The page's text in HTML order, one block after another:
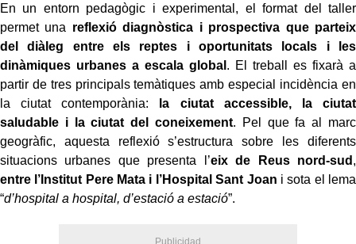
En un entorn pedagògic i experimental, el format del taller
permet una reflexió diagnòstica i prospectiva que parteix
del diàleg entre els reptes i oportunitats locals i les
dinàmiques urbanes a escala global . El treball es fixarà a
partir de tres principals temàtiques amb especial incidència en
la ciutat contemporània:
la ciutat accessible, la ciutat
saludable i la ciutat del coneixement. Pel que fa al marc
geogràfic, aquesta reflexió s’estructura sobre les diferents
situacions urbanes que presenta l’eix de Reus nord-sud ,
entre l’Institut Pere Mata i l’Hospital Sant Joan i sota el lema
“d’hospital a hospital, d’estació a estació”.